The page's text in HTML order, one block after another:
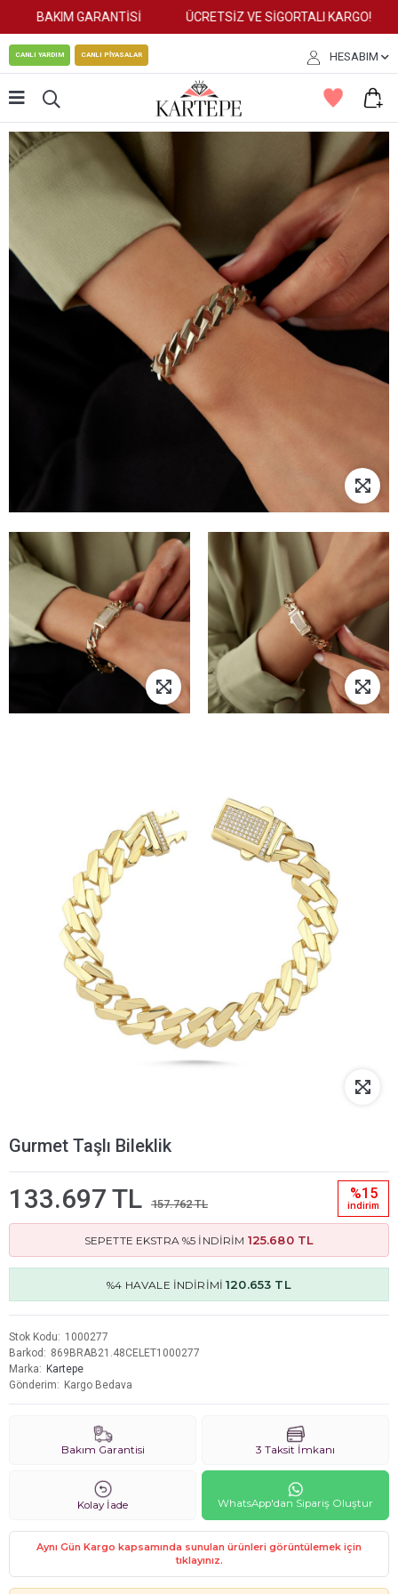
BAKIM GARANTİSİ ÜCRETSİZ VE SİGORTALI KARGO!
CANLI YARDIM CANLI PİYASALAR HESABIM
Gurmet Taşlı Bileklik
133.697 TL 157.762 TL
%15
i̇ndi̇ri̇m
SEPETTE EKSTRA %5 İNDİRİM 125.680 TL
%4 HAVALE İNDİRİMİ120.653 TL
Stok Kodu
1000277
Barkod
869BRAB21.48CELET1000277
Marka
Kartepe
Gönderim
Kargo Bedava
Bakım Garantisi 3 Taksit İmkanı
Kolay İade WhatsApp'dan Sipariş Oluştur
Aynı Gün Kargo kapsamında sunulan ürünleri görüntülemek için
tıklayınız.